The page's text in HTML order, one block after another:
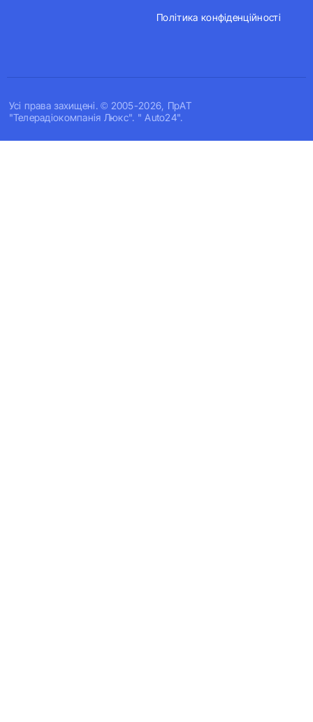
Усi права захищенi. © 2005-2026, ПрАТ
"Телерадіокомпанія Люкс". " Auto24".
Політика конфіденційності